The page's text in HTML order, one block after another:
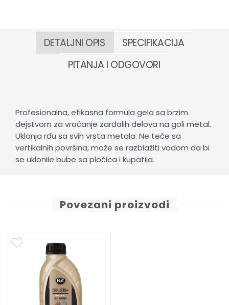
DETALJNI OPIS
SPECIFIKACIJA
PITANJA I ODGOVORI
Profesionalna, efikasna formula gela sa brzim
dejstvom za vraćanje zarđalih delova na goli metal.
Uklanja rđu sa svih vrsta metala. Ne teče sa
vertikalnih površina, može se razblažiti vodom da bi
se uklonile bube sa pločica i kupatila.
Povezani proizvodi